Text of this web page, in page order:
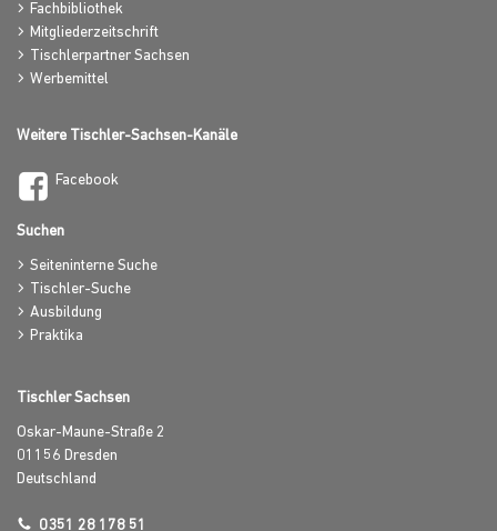
Fachbibliothek
Mitgliederzeitschrift
Tischlerpartner Sachsen
Werbemittel
Weitere Tischler-Sachsen-Kanäle
Facebook
Suchen
Seiteninterne Suche
Tischler-Suche
Ausbildung
Praktika
Tischler Sachsen
Oskar-Maune-Straße 2
01156 Dresden
Deutschland
0351 28 178 51